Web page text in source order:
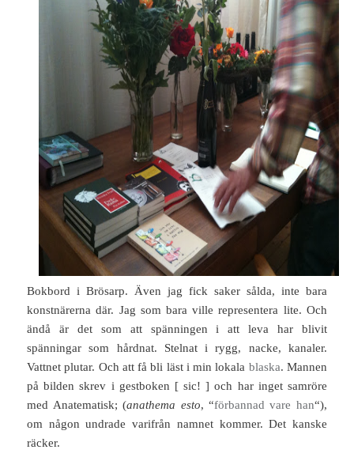
Bokbord i Brösarp. Även jag fick saker sålda, inte bara
konstnärerna där. Jag som bara ville representera lite. Och
ändå är det som att spänningen i att leva har blivit
spänningar som hårdnat. Stelnat i rygg, nacke, kanaler.
Vattnet plutar. Och att få bli läst i min lokala blaska. Mannen
på bilden skrev i gestboken [ sic! ] och har inget samröre
med Anatematisk; (anathema esto, “förbannad vare han“),
om någon undrade varifrån namnet kommer. Det kanske
räcker.